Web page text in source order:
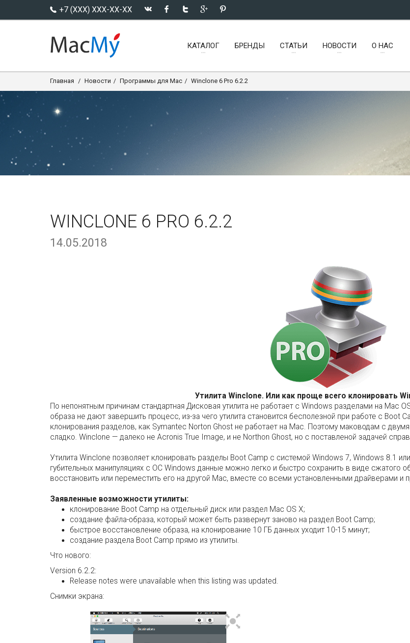
+7 (XXX) XXX-XX-XX
КАТАЛОГ БРЕНДЫ СТАТЬИ НОВОСТИ О НАС
Главная Новости Программы для Mac Winclone 6 Pro 6.2.2
WINCLONE 6 PRO 6.2.2
14.05.2018
Утилита Winclone. Или как проще всего клонировать
По непонятным причинам стандартная Дисковая утилита не работает с Windows разделами на Mac
образа не дают завершить процесс, из-за чего утилита становится бесполезной при работе с Boot
клонирования разделов, как Symantec Norton Ghost не работает на Mac. Поэтому маководам с
сладко. Winclone — далеко не Acronis True Image, и не Northon Ghost, но с поставленой задачей
Утилита Winclone позволяет клонировать разделы Boot Camp с системой Windows 7, Windows 8.1
губительных манипуляциях с OC Windows данные можно легко и быстро сохранить в виде сжатого
восстановить или переместить его на другой Mac, вместе со всеми установленными драйверами
Заявленные возможности утилиты:
клонирование Boot Camp на отдельный диск или раздел Mac OS X;
создание файла-образа, который может быть развернут заново на раздел Boot Camp;
быстрое восстановление образа, на клонирование 10 ГБ данных уходит 10-15 минут;
создание раздела Boot Camp прямо из утилиты.
Что нового:
Version 6.2.2:
Release notes were unavailable when this listing was updated.
Снимки экрана: